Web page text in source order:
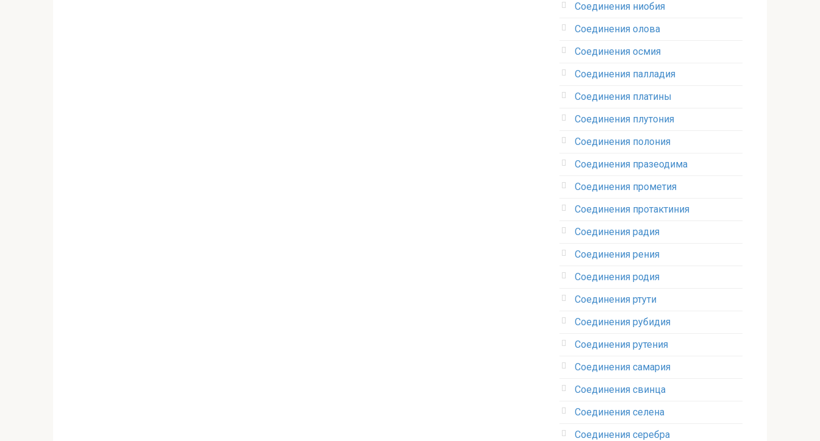
Соединения ниобия‎
Соединения олова‎
Соединения осмия‎
Соединения палладия‎
Соединения платины‎
Соединения плутония‎
Соединения полония‎
Соединения празеодима‎
Соединения прометия‎
Соединения протактиния‎
Соединения радия‎
Соединения рения‎
Соединения родия‎
Соединения ртути‎
Соединения рубидия‎
Соединения рутения‎
Соединения самария‎
Соединения свинца‎
Соединения селена‎
Соединения серебра‎